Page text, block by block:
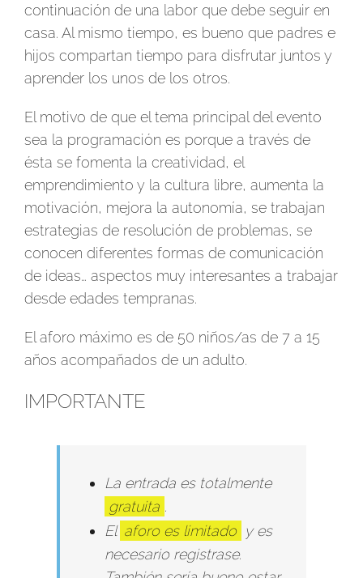
continuación de una labor que debe seguir en
casa. Al mismo tiempo, es bueno que padres e
hijos compartan tiempo para disfrutar juntos y
aprender los unos de los otros.
El motivo de que el tema principal del evento
sea la programación es porque a través de
ésta se fomenta la creatividad, el
emprendimiento y la cultura libre, aumenta la
motivación, mejora la autonomía, se trabajan
estrategias de resolución de problemas, se
conocen diferentes formas de comunicación
de ideas… aspectos muy interesantes a trabajar
desde edades tempranas.
El aforo máximo es de 50 niños/as de 7 a 15
años acompañados de un adulto.
IMPORTANTE
La entrada es totalmente
gratuita .
El aforo es limitado y es
necesario registrase.